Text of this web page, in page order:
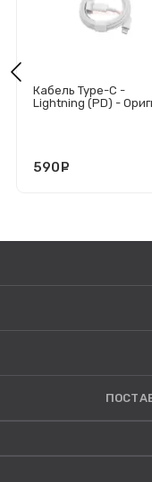
Кабель Type-C -
Lightning (PD) -
590